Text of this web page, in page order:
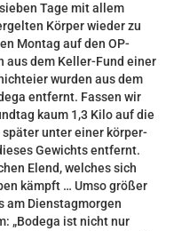
Tage mit allem
Körper wieder zu
Montag auf den OP-
aus dem Keller-Fund einer
wurden aus dem
entfernt. Fassen wir
kaum 1,3 Kilo auf die
unter einer körper-
Gewichts entfernt.
Elend, welches sich
kämpft … Umso größer
am Dienstagmorgen
„Bodega ist nicht nur